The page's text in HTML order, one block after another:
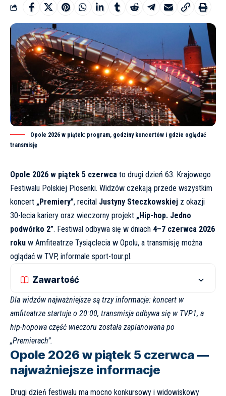
Opole 2026 w piątek: program, godziny koncertów i gdzie oglądać
transmisję
Opole 2026 w piątek 5 czerwca to drugi dzień 63. Krajowego
Festiwalu Polskiej Piosenki. Widzów czekają przede wszystkim
koncert „Premiery”, recital Justyny Steczkowskiej z okazji
30-lecia kariery oraz wieczorny projekt „Hip-hop. Jedno
podwórko 2”. Festiwal odbywa się w dniach 4–7 czerwca 2026
roku w Amfiteatrze Tysiąclecia w Opolu, a transmisję można
oglądać w TVP, informale sport-tour.pl.
Zawartość
Dla widzów najważniejsze są trzy informacje: koncert w
amfiteatrze startuje o 20:00, transmisja odbywa się w TVP1, a
hip-hopowa część wieczoru została zaplanowana po
„Premierach”.
Opole 2026 w piątek 5 czerwca —
najważniejsze informacje
Drugi dzień festiwalu ma mocno konkursowy i widowiskowy